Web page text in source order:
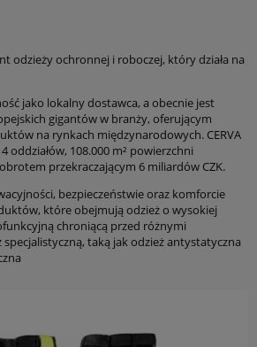
odzieży ochronnej i roboczej, który działa na
jako lokalny dostawca, a obecnie jest
gigantów w branży, oferującym
na rynkach międzynarodowych. CERVA
oddziałów, 108.000 m² powierzchni
przekraczającym 6 miliardów CZK.
bezpieczeństwie oraz komforcie
które obejmują odzież o wysokiej
chroniącą przed różnymi
taką jak odzież antystatyczna